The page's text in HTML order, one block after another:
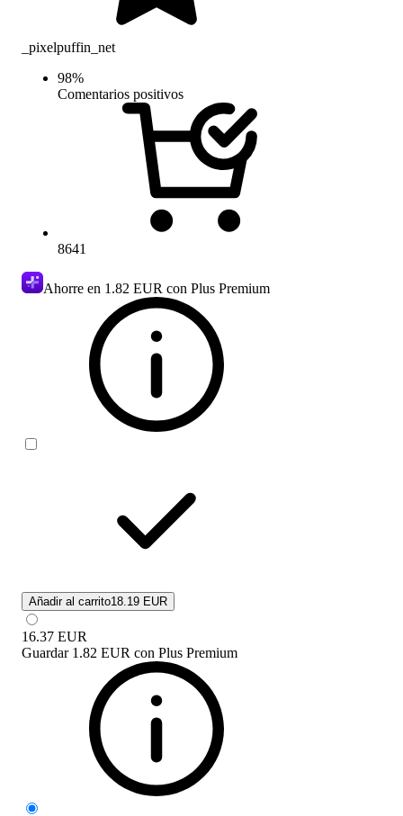
_pixelpuffin_net
98%
Comentarios positivos
8641
Ahorre en 1.82 EUR con Plus Premium
Añadir al carrito18.19 EUR
16.37 EUR
Guardar 1.82 EUR con Plus Premium